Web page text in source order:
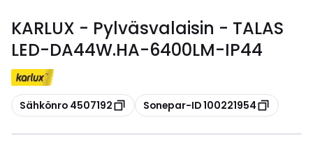
KARLUX - Pylväsvalaisin - TALAS
LED-DA44W.HA-6400LM-IP44
Kopioi
Sähkönro 4507192 Kopioi
Sonepar-ID 100221954